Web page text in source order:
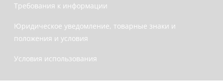
Требования к информации
Юридическое уведомление, товарные знаки и
положения и условия
Условия использования